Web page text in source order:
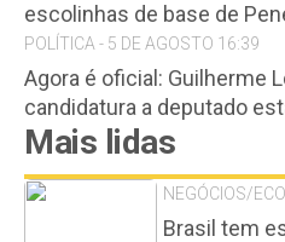
escolinhas de base de
POLÍTICA - 5 DE AGOSTO 16:39
Agora é oficial: Guilherme
candidatura a deputado
Mais lidas
NEGÓCIOS/
Brasil tem